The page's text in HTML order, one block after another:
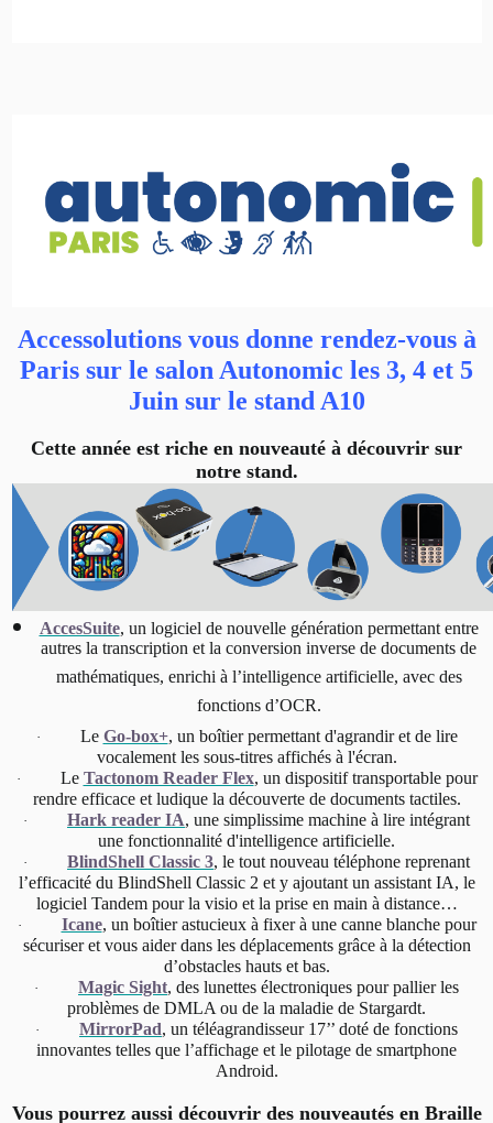
Accessolutions vous donne rendez-vous à
Paris sur le salon Autonomic les 3, 4 et 5
Juin sur le stand A10
Cette année est riche en nouveauté à découvrir sur
notre stand.
AccesSuite, un logiciel de nouvelle génération permettant entre
autres la transcription et la conversion inverse de documents de
mathématiques, enrichi à l’intelligence artificielle, avec des
fonctions d’OCR.
· Le Go-box+, un boîtier permettant d'agrandir et de lire
vocalement les sous-titres affichés à l'écran.
· Le Tactonom Reader Flex, un dispositif transportable pour
rendre efficace et ludique la découverte de documents tactiles.
· Hark reader IA, une simplissime machine à lire intégrant
une fonctionnalité d'intelligence artificielle.
· BlindShell Classic 3, le tout nouveau téléphone reprenant
l’efficacité du BlindShell Classic 2 et y ajoutant un assistant IA, le
logiciel Tandem pour la visio et la prise en main à distance…
· Icane, un boîtier astucieux à fixer à une canne blanche pour
sécuriser et vous aider dans les déplacements grâce à la détection
d’obstacles hauts et bas.
· Magic Sight, des lunettes électroniques pour pallier les
problèmes de DMLA ou de la maladie de Stargardt.
· MirrorPad, un téléagrandisseur 17’’ doté de fonctions
innovantes telles que l’affichage et le pilotage de smartphone
Android.
Vous pourrez aussi découvrir des nouveautés en Braille